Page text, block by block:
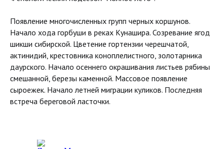
Появление многочисленных групп черных коршунов.
Начало хода горбуши в реках Кунашира. Созревание ягод
шикши сибирской. Цветение гортензии черешчатой,
актинидий, крестовника коноплелистного, золотарника
даурского. Начало осеннего окрашивания листьев рябины
смешанной, березы каменной. Массовое появление
сыроежек. Начало летней миграции куликов. Последняя
встреча береговой ласточки.